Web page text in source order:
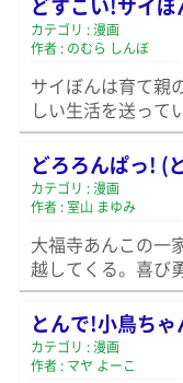
どすこい!サイ
カテゴリ : 漫画
作者 : のむら しんぼ
サイぼんは育て親
しい生活を送っ
どろろんぱっ! (
カテゴリ : 漫画
作者 : 室山 まゆみ
大福寺あんこの一
越してくる。喜び
とんで!小鳥ち
カテゴリ : 漫画
作者 : マヤ よーこ